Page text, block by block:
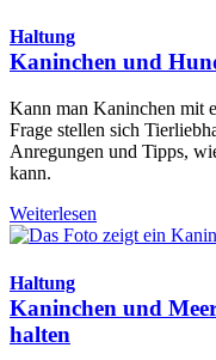
Haltung
Kaninchen und
Kann man Kaninchen mit
Frage stellen sich
Anregungen und Tipps,
kann.
Weiterlesen
Haltung
Kaninchen und
halten